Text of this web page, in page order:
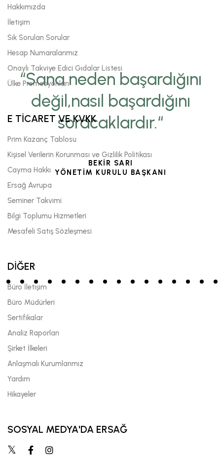
“Sana neden başardığını
değil,nasıl başardığını
soracaklardır.“
BEKİR SARI
YÖNETİM KURULU BAŞKANI
Hakkımızda
İletişim
Sık Sorulan Sorular
Hesap Numaralarımız
Onaylı Takviye Edici Gıdalar Listesi
Ülke Promosyonları
E TİCARET VE KVKK
Prim Kazanç Tablosu
Kişisel Verilerin Korunması ve Gizlilik Politikası
Cayma Hakkı
Ersağ Avrupa
Seminer Takvimi
Bilgi Toplumu Hizmetleri
Mesafeli Satış Sözleşmesi
DİĞER
Büro İletişim
Büro Müdürleri
Sertifikalar
Analiz Raporları
Şirket İlkeleri
Anlaşmalı Kurumlarımız
Yardım
Hikayeler
SOSYAL MEDYA'DA ERSAĞ